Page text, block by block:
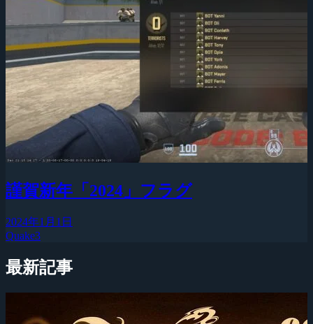
謹賀新年「2024」フラグ
2024年1月1日
Quake3
最新記事